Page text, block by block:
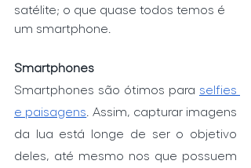
satélite; o que quase todos temos é
um smartphone.
Smartphones
Smartphones são ótimos para selfies
e paisagens . Assim, capturar imagens
da lua está longe de ser o objetivo
deles, até mesmo nos que possuem